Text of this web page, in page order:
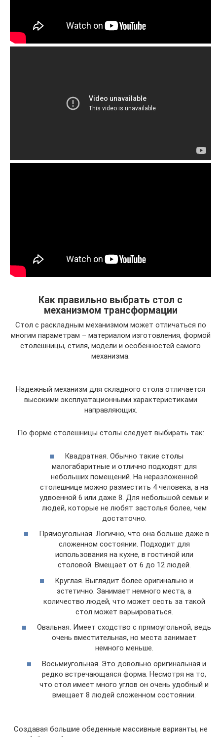
Как правильно выбрать стол с
механизмом трансформации
Стол с раскладным механизмом может отличаться по
многим параметрам – материалом изготовления, формой
столешницы, стиля, модели и особенностей самого
механизма.
Надежный механизм для складного стола отличается
высокими эксплуатационными характеристиками
направляющих.
По форме столешницы столы следует выбирать так:
Квадратная. Обычно такие столы
малогабаритные и отлично подходят для
небольших помещений. На неразложенной
столешнице можно разместить 4 человека, а на
удвоенной 6 или даже 8. Для небольшой семьи и
людей, которые не любят застолья более, чем
достаточно.
Прямоугольная. Логично, что она больше даже в
сложенном состоянии. Подходит для
использования на кухне, в гостиной или
столовой. Вмещает от 6 до 12 людей.
Круглая. Выглядит более оригинально и
эстетично. Занимает немного места, а
количество людей, что может сесть за такой
стол может варьироваться.
Овальная. Имеет сходство с прямоугольной, ведь
очень вместительная, но места занимает
немного меньше.
Восьмиугольная. Это довольно оригинальная и
редко встречающаяся форма. Несмотря на то,
что стол имеет много углов он очень удобный и
вмещает 8 людей сложенном состоянии.
Создавая большие обеденные массивные варианты, не